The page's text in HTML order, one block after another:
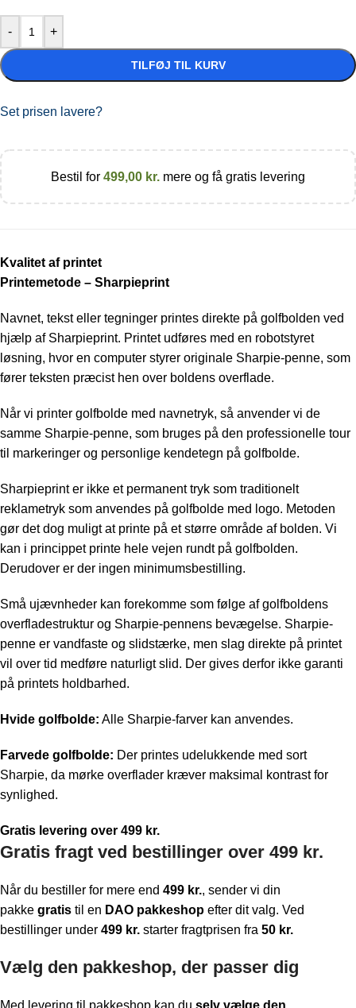
- +
TILFØJ TIL KURV
Set prisen lavere?
Bestil for 499,00 kr. mere og få gratis levering
Kvalitet af printet
Printemetode – Sharpieprint
Navnet, tekst eller tegninger printes direkte på golfbolden ved
hjælp af Sharpieprint. Printet udføres med en robotstyret
løsning, hvor en computer styrer originale Sharpie-penne, som
fører teksten præcist hen over boldens overflade.
Når vi printer golfbolde med navnetryk, så anvender vi de
samme Sharpie-penne, som bruges på den professionelle tour
til markeringer og personlige kendetegn på golfbolde.
Sharpieprint er ikke et permanent tryk som traditionelt
reklametryk som anvendes på golfbolde med logo. Metoden
gør det dog muligt at printe på et større område af bolden. Vi
kan i princippet printe hele vejen rundt på golfbolden.
Derudover er der ingen minimumsbestilling.
Små ujævnheder kan forekomme som følge af golfboldens
overfladestruktur og Sharpie-pennens bevægelse. Sharpie-
penne er vandfaste og slidstærke, men slag direkte på printet
vil over tid medføre naturligt slid. Der gives derfor ikke garanti
på printets holdbarhed.
Hvide golfbolde: Alle Sharpie-farver kan anvendes.
Farvede golfbolde: Der printes udelukkende med sort
Sharpie, da mørke overflader kræver maksimal kontrast for
synlighed.
Gratis levering over 499 kr.
Gratis fragt ved bestillinger over 499 kr.
Når du bestiller for mere end 499 kr., sender vi din
pakke gratis til en DAO pakkeshop efter dit valg. Ved
bestillinger under 499 kr. starter fragtprisen fra 50 kr.
Vælg den pakkeshop, der passer dig
Med levering til pakkeshop kan du selv vælge den